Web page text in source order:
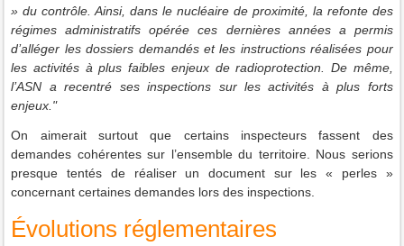
» du contrôle. Ainsi, dans le nucléaire de proximité, la refonte des
régimes administratifs opérée ces dernières années a permis
d’alléger les dossiers demandés et les instructions réalisées pour
les activités à plus faibles enjeux de radioprotection. De même,
l’ASN a recentré ses inspections sur les activités à plus forts
enjeux."
On aimerait surtout que certains inspecteurs fassent des
demandes cohérentes sur l’ensemble du territoire. Nous serions
presque tentés de réaliser un document sur les « perles »
concernant certaines demandes lors des inspections.
Évolutions réglementaires